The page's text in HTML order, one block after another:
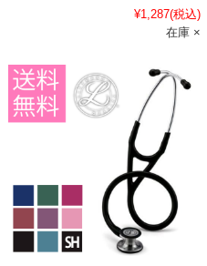
¥1,287(税込)
在庫 ×